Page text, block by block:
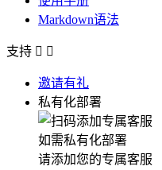
Markdown语法
支持  
邀请有礼
私有化部署
如需私有化部署
请添加您的专属客服